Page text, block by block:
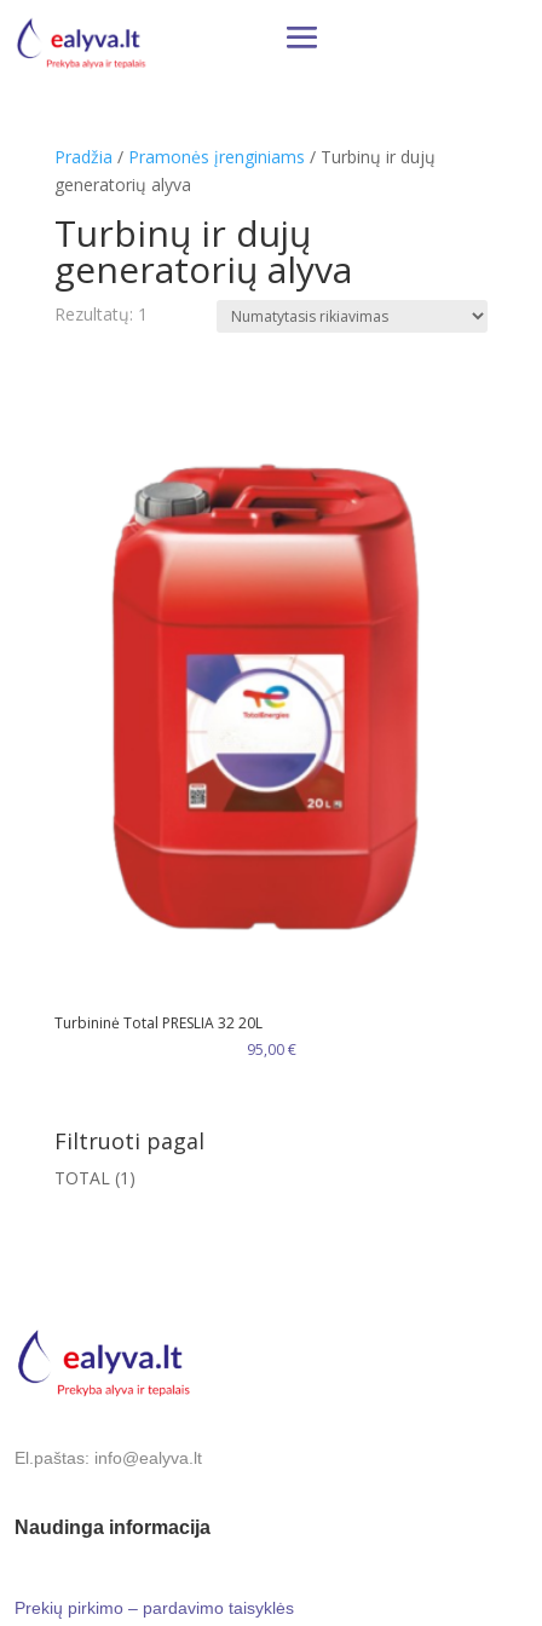
Pradžia / Pramonės įrenginiams / Turbinų ir dujų
generatorių alyva
Turbinų ir dujų
generatorių alyva
Rezultatų: 1
Turbininė Total PRESLIA 32 20L
95,00€
Filtruoti pagal
TOTAL (1)
El.paštas: info@ealyva.lt
Naudinga informacija
Prekių pirkimo – pardavimo taisyklės